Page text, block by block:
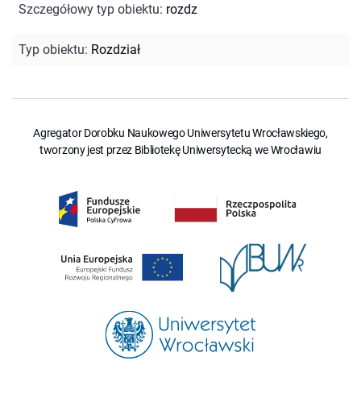
Szczegółowy typ obiektu: rozdz
Typ obiektu: Rozdział
Agregator Dorobku Naukowego Uniwersytetu Wrocławskiego,
tworzony jest przez Bibliotekę Uniwersytecką we Wrocławiu